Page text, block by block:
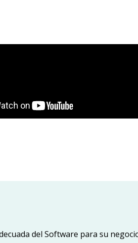
del Software para su